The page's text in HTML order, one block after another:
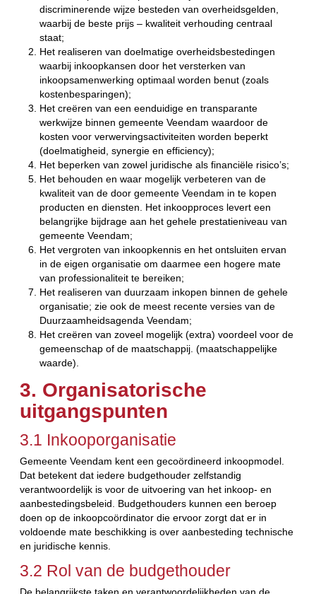
discriminerende wijze besteden van overheidsgelden,
waarbij de beste prijs – kwaliteit verhouding centraal
staat;
Het realiseren van doelmatige overheidsbestedingen
waarbij inkoopkansen door het versterken van
inkoopsamenwerking optimaal worden benut (zoals
kostenbesparingen);
Het creëren van een eenduidige en transparante
werkwijze binnen gemeente Veendam waardoor de
kosten voor verwervingsactiviteiten worden beperkt
(doelmatigheid, synergie en efficiency);
Het beperken van zowel juridische als financiële risico’s;
Het behouden en waar mogelijk verbeteren van de
kwaliteit van de door gemeente Veendam in te kopen
producten en diensten. Het inkoopproces levert een
belangrijke bijdrage aan het gehele prestatieniveau van
gemeente Veendam;
Het vergroten van inkoopkennis en het ontsluiten ervan
in de eigen organisatie om daarmee een hogere mate
van professionaliteit te bereiken;
Het realiseren van duurzaam inkopen binnen de gehele
organisatie; zie ook de meest recente versies van de
Duurzaamheidsagenda Veendam;
Het creëren van zoveel mogelijk (extra) voordeel voor de
gemeenschap of de maatschappij. (maatschappelijke
waarde).
3. Organisatorische
uitgangspunten
3.1 Inkooporganisatie
Gemeente Veendam kent een gecoördineerd inkoopmodel.
Dat betekent dat iedere budgethouder zelfstandig
verantwoordelijk is voor de uitvoering van het inkoop- en
aanbestedingsbeleid. Budgethouders kunnen een beroep
doen op de inkoopcoördinator die ervoor zorgt dat er in
voldoende mate beschikking is over aanbesteding technische
en juridische kennis.
3.2 Rol van de budgethouder
De belangrijkste taken en verantwoordelijkheden van de